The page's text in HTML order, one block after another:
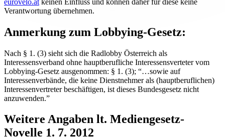
Verantwortung übernehmen.
Anmerkung zum Lobbying-Gesetz:
Nach § 1. (3) sieht sich die Radlobby Österreich als
Interessensverband ohne hauptberufliche Interessensverteter vom
Lobbying-Gesetz ausgenommen: § 1. (3); “…sowie auf
Interessenverbände, die keine Dienstnehmer als (hauptberuflichen)
Interessenvertreter beschäftigen, ist dieses Bundesgesetz nicht
anzuwenden.”
Weitere Angaben lt. Mediengesetz-
Novelle 1. 7. 2012